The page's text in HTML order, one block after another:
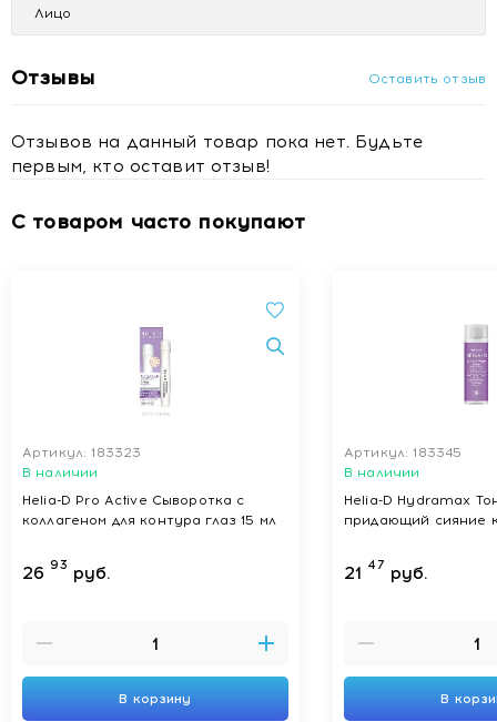
Лицо
Отзывы Оставить отзыв
Отзывов на данный товар пока нет. Будьте
первым, кто оставит отзыв!
С товаром часто покупают
Артикул: 183323
В наличии
Helia-D Pro Active Сыворотка с
коллагеном для контура глаз 15 мл
26 93 руб.
В корзину
Артикул: 183345
В наличии
Helia-D Hydramax
придающий сияние
21 47 руб.
В